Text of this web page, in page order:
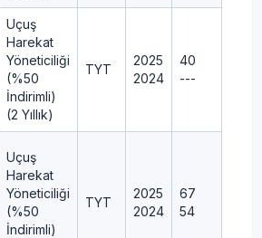
Uçuş
Harekat
Yöneticiliği
(%50
İndirimli)
(2 Yıllık)
TYT
2025
2024
40
---
Uçuş
Harekat
Yöneticiliği
(%50
İndirimli)
TYT
2025
2024
67
54